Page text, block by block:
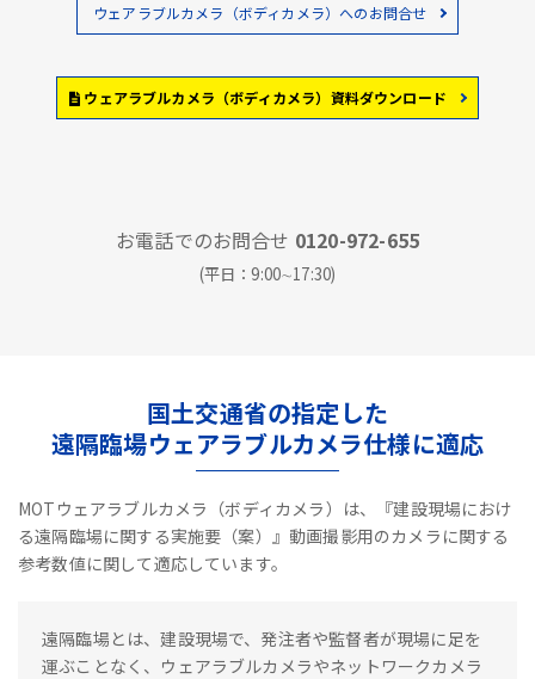
ウェアラブルカメラ（ボディカメラ）へのお問合せ
ウェアラブルカメラ（ボディカメラ）資料ダウンロード
お電話でのお問合せ 0120-972-655
(平日：9:00∼17:30)
国土交通省の指定した
遠隔臨場ウェアラブルカメラ仕様に適応
MOTウェアラブルカメラ（ボディカメラ）は、『建設現場におけ
る遠隔臨場に関する実施要（案）』動画撮影用のカメラに関する
参考数値に関して適応しています。
遠隔臨場とは、建設現場で、発注者や監督者が現場に足を
運ぶことなく、ウェアラブルカメラやネットワークカメラ